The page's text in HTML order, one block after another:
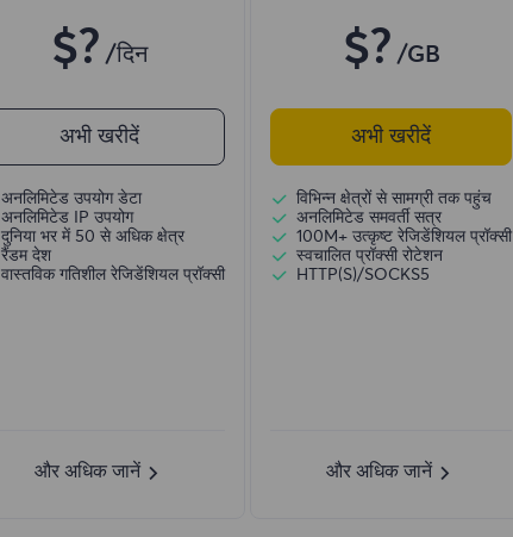
$? /दिन
अभी खरीदें
अनलिमिटेड उपयोग डेटा
अनलिमिटेड IP उपयोग
दुनिया भर में 50 से अधिक क्षेत्र
रैंडम देश
वास्तविक गतिशील रेजिडेंशियल प्रॉक्सी
और अधिक जानें
$? /GB
अभी खरीदें
विभिन्न क्षेत्रों से सामग्री तक पहुंच
अनलिमिटेड समवर्ती सत्र
100M+ उत्कृष्ट रेजिडेंशियल प्रॉक्सी
स्वचालित प्रॉक्सी रोटेशन
HTTP(S)/SOCKS5
और अधिक जानें